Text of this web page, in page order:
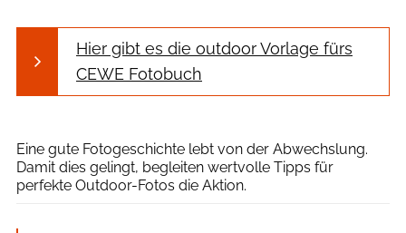
Hier gibt es die outdoor Vorlage fürs
CEWE Fotobuch
Eine gute Fotogeschichte lebt von der Abwechslung.
Damit dies gelingt, begleiten wertvolle Tipps für
perfekte Outdoor-Fotos die Aktion.